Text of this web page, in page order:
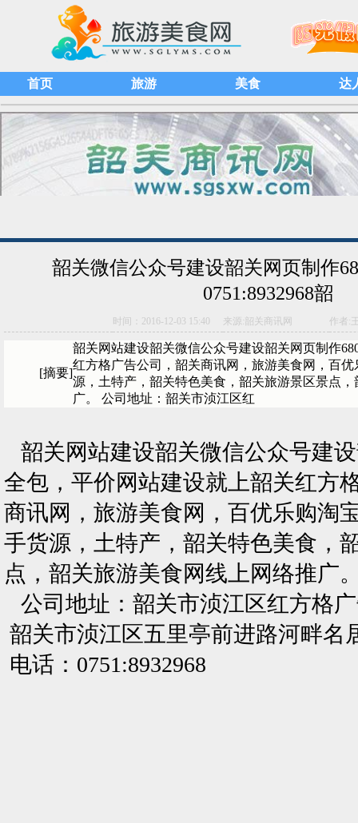
首页 旅游 美食 达
韶关微信公众号建设韶关网页制作
0751:8932968韶
时间：2016-12-03 15:40 来源:韶关商讯网 作者:
[摘要]
韶关网站建设韶关微信公众号建设韶关网页制作
红方格广告公司，韶关商讯网，旅游美食网，百
源，土特产，韶关特色美食，韶关旅游景区景点
广。 公司地址：韶关市浈江区红
韶关网站建设韶关微信公众号建
全包，平价网站建设就上韶关红方
商讯网，旅游美食网，百优乐购淘
手货源，土特产，韶关特色美食，
点，韶关旅游美食网线上网络推广
公司地址：韶关市浈江区红方格
韶关市浈江区五里亭前进路河畔名
电话：0751:8932968